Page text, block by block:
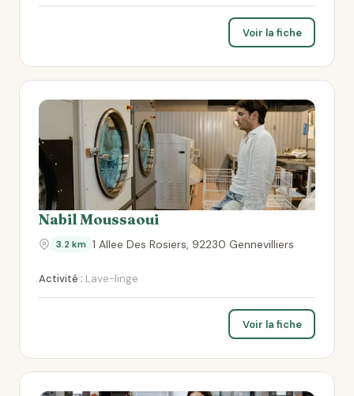
Voir la fiche
Nabil Moussaoui
3.2 km 1 Allee Des Rosiers, 92230 Gennevilliers
Activité : Lave-linge
Voir la fiche